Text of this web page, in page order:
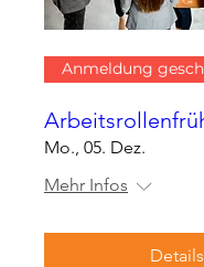
Anmeldung
Mo., 05. Dez.
Mehr Infos
Details